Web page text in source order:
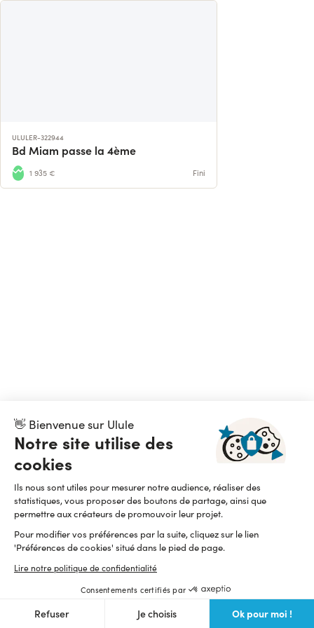
👋 Bienvenue sur Ulule
Notre site utilise des
cookies
Ils nous sont utiles pour mesurer notre audience, réaliser des
statistiques, vous proposer des boutons de partage, ainsi que
permettre aux créateurs de promouvoir leur projet.
Pour modifier vos préférences par la suite, cliquez sur le lien
'Préférences de cookies' situé dans le pied de page.
Lire notre politique de confidentialité
Consentements certifiés par
Refuser Je choisis Ok pour moi !
ULULER-322944
Bd Miam passe la 4ème
1 935 € Fini